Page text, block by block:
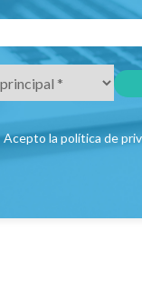
Acepto la política de